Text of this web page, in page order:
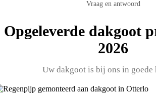
Vraag en antwoord
Opgeleverde dakgoot
2026
Uw dakgoot is bij ons in goede